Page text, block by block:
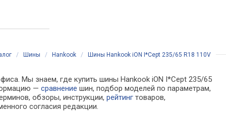
/ Шины / Hankook / Шины Hankook iON I*Cept 235/65 R18 110V
Мы знаем, где купить шины Hankook iON I*Cept 235/65
—сравнение шин, подбор моделей по параметрам,
обзоры, инструкции,рейтинг товаров,
согласия редакции.